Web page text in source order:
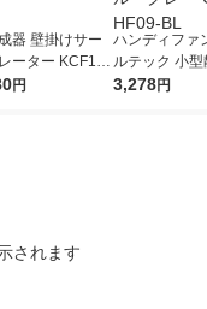
器 壁掛けサー
ーター KCF156
セール
円
ハンディファ
ルテック 小
ェットファン
3,278円
されます